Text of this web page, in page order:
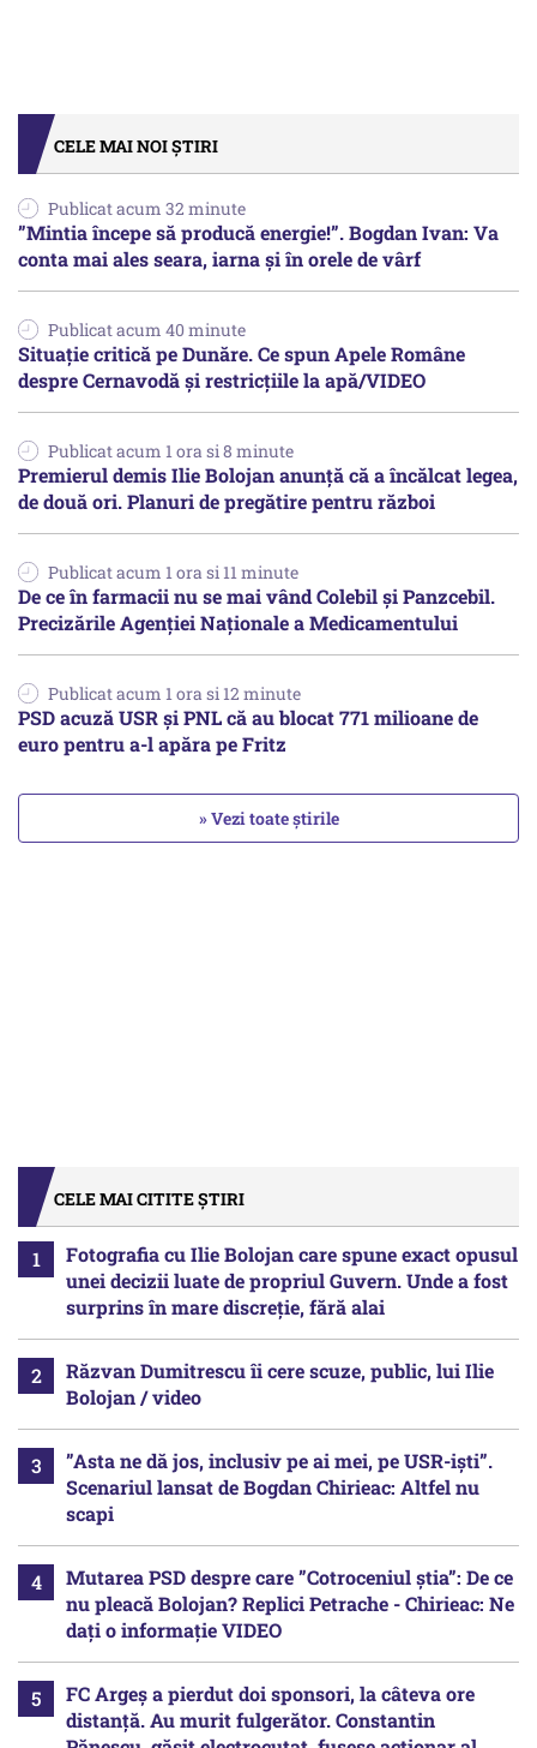
CELE MAI NOI ȘTIRI
Publicat acum 32 minute
”Mintia începe să producă energie!”. Bogdan Ivan: Va
conta mai ales seara, iarna și în orele de vârf
Publicat acum 40 minute
Situație critică pe Dunăre. Ce spun Apele Române
despre Cernavodă și restricțiile la apă/VIDEO
Publicat acum 1 ora si 8 minute
Premierul demis Ilie Bolojan anunță că a încălcat legea,
de două ori. Planuri de pregătire pentru război
Publicat acum 1 ora si 11 minute
De ce în farmacii nu se mai vând Colebil și Panzcebil.
Precizările Agenției Naționale a Medicamentului
Publicat acum 1 ora si 12 minute
PSD acuză USR și PNL că au blocat 771 milioane de
euro pentru a-l apăra pe Fritz
» Vezi toate știrile
CELE MAI CITITE ȘTIRI
Fotografia cu Ilie Bolojan care spune exact opusul
unei decizii luate de propriul Guvern. Unde a fost
surprins în mare discreție, fără alai
Răzvan Dumitrescu îi cere scuze, public, lui Ilie
Bolojan / video
”Asta ne dă jos, inclusiv pe ai mei, pe USR-iști”.
Scenariul lansat de Bogdan Chirieac: Altfel nu
scapi
Mutarea PSD despre care ”Cotroceniul știa”: De ce
nu pleacă Bolojan? Replici Petrache - Chirieac: Ne
dați o informație VIDEO
FC Argeș a pierdut doi sponsori, la câteva ore
distanță. Au murit fulgerător. Constantin